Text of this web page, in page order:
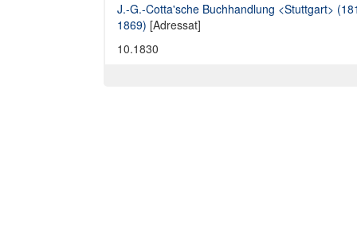
J.-G.-Cotta'sche Buchhandlung <Stuttgart>
1869) [Adressat]
10.1830